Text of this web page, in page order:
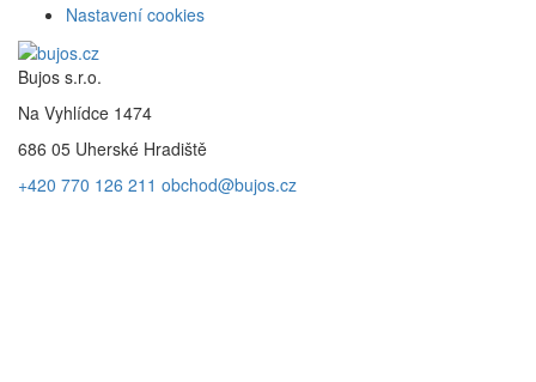
Nastavení cookies
Bujos s.r.o.
Na Vyhlídce 1474
686 05 Uherské Hradiště
+420 770 126 211 obchod@bujos.cz